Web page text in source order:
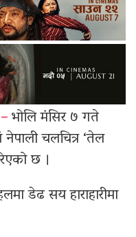
भोलि मंसिर ७ गते
चलचित्र ‘तेल
छ ।
डेढ सय हाराहारीमा